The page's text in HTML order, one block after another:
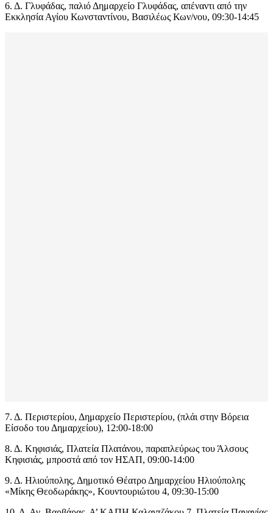
6. Δ. Γλυφάδας, παλιό Δημαρχείο Γλυφάδας, απέναντι από την
Εκκλησία Αγίου Κωνσταντίνου, Βασιλέως Κων/νου, 09:30-14:45
7. Δ. Περιστερίου, Δημαρχείο Περιστερίου, (πλάι στην Βόρεια
Είσοδο του Δημαρχείου), 12:00-18:00
8. Δ. Κηφισιάς, Πλατεία Πλατάνου, παραπλεύρως του Άλσους
Κηφισιάς, μπροστά από τον ΗΣΑΠ, 09:00-14:00
9. Δ. Ηλιούπολης, Δημοτικό Θέατρο Δημαρχείου Ηλιούπολης
«Μίκης Θεοδωράκης», Κουντουριώτου 4, 09:30-15:00